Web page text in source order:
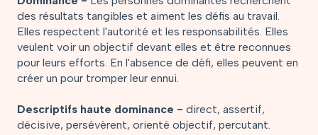
des résultats tangibles et aiment les défis au travail.
Elles respectent l'autorité et les responsabilités. Elles
veulent voir un objectif devant elles et être reconnues
pour leurs efforts. En l'absence de défi, elles peuvent en
créer un pour tromper leur ennui.
Descriptifs haute dominance - direct, assertif,
décisive, persévèrent, orienté objectif, percutant.